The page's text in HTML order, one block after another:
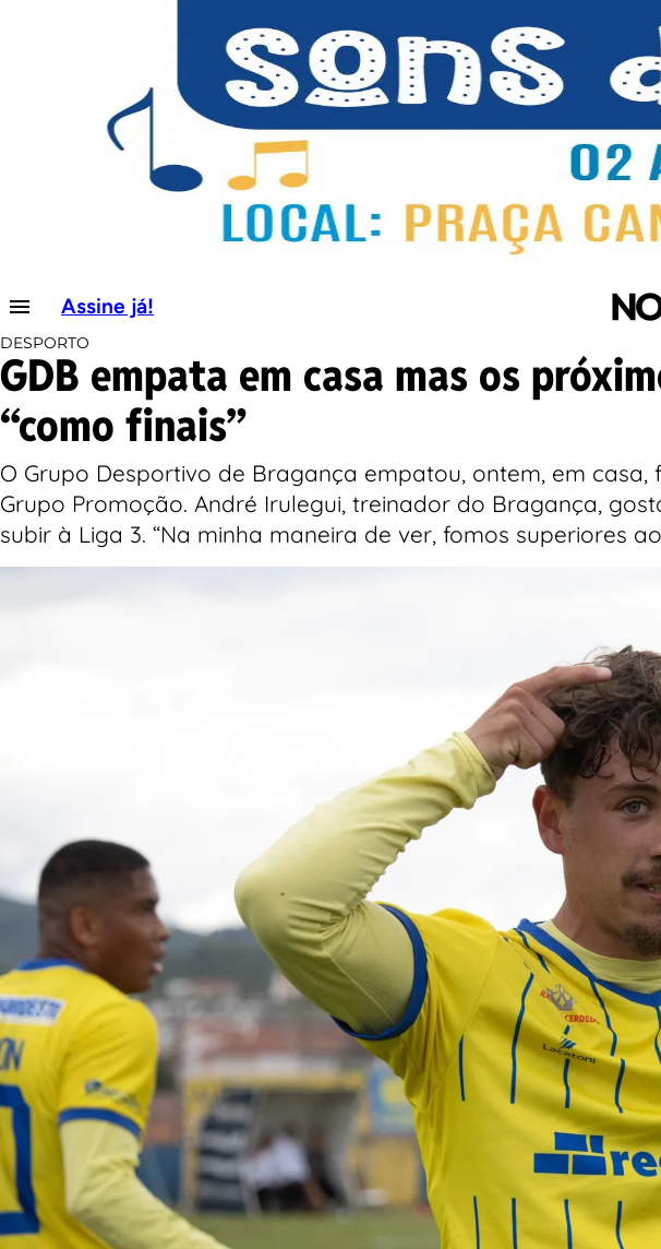
Assine já!
DESPORTO
GDB empata em casa mas os
“como finais”
O Grupo Desportivo de Bragança empatou, ontem, em
Grupo Promoção. André Irulegui, treinador do Bragança,
subir à Liga 3. “Na minha maneira de ver, fomos superiores